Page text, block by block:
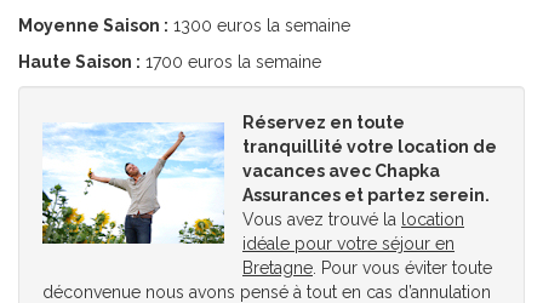
Moyenne Saison : 1300 euros la semaine
Haute Saison : 1700 euros la semaine
Réservez en toute
tranquillité votre location de
vacances avec Chapka
Assurances et partez serein.
Vous avez trouvé la
location
idéale pour votre séjour en
Bretagne . Pour vous éviter toute
déconvenue nous avons pensé à tout en cas d’annulation